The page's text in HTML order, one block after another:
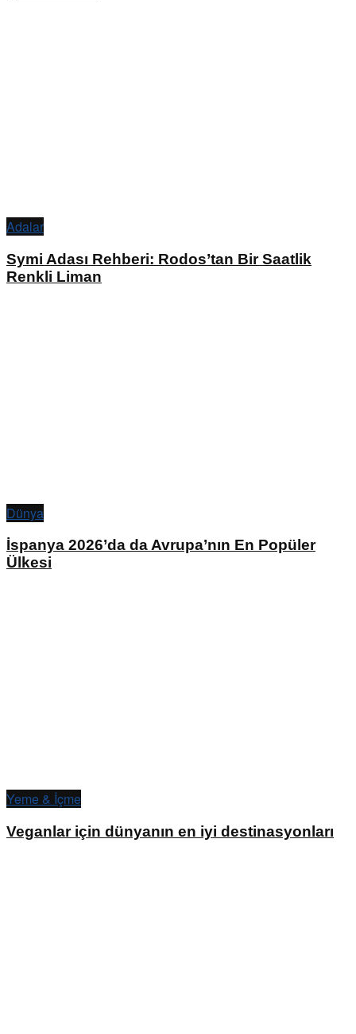
Adalar
Symi Adası Rehberi: Rodos’tan Bir Saatlik
Renkli Liman
Dünya
İspanya 2026’da da Avrupa’nın En Popüler
Ülkesi
Yeme & İçme
Veganlar için dünyanın en iyi destinasyonları